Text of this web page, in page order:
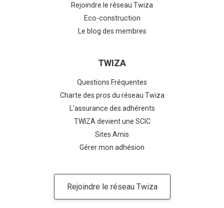
Rejoindre le réseau Twiza
Eco-construction
Le blog des membres
TWIZA
Questions Fréquentes
Charte des pros du réseau Twiza
L'assurance des adhérents
TWIZA devient une SCIC
Sites Amis
Gérer mon adhésion
Rejoindre le réseau Twiza